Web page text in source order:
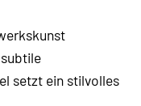
setzt ein stilvolles